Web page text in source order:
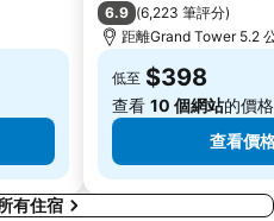
Lamma Island
Tin Hau Metro Station
金銀島酒店站
6.9 (6,223 筆評分)
距離Grand Tower 5.2
低至 $398
查看 10 個網站的價格
查看價
有住宿